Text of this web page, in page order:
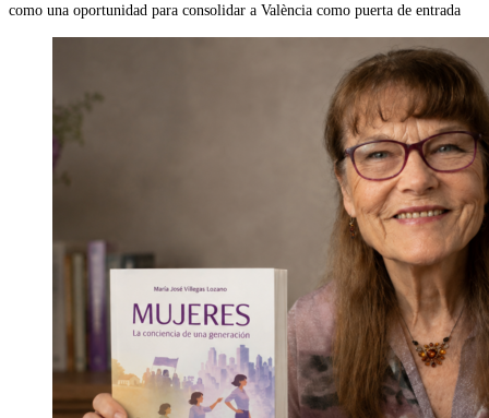
como una oportunidad para consolidar a València como puerta de entrada